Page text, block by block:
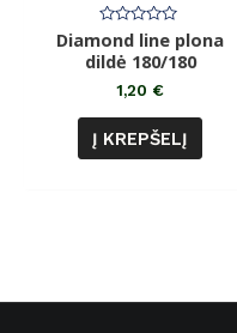
Įvertinimas:
0
iš
Diamond line plona
dildė 180/180
1,20 €
Į KREPŠELĮ